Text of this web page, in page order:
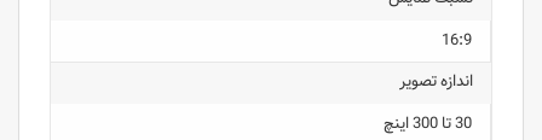
16:9
اندازه تصویر
30 تا 300 اینچ